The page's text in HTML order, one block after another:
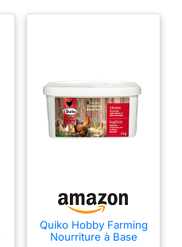
Quiko Hobby Farming
Nourriture à Base